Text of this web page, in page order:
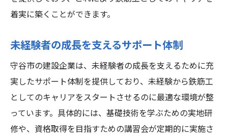
着実に築くことができます。
未経験者の成長を支えるサポート体制
守谷市の建設企業は、未経験者の成長を支えるために充
実したサポート体制を提供しており、未経験から鉄筋工
としてのキャリアをスタートさせるのに最適な環境が整
っています。具体的には、基礎技術を学ぶための実地研
修や、資格取得を目指すための講習会が定期的に実施さ